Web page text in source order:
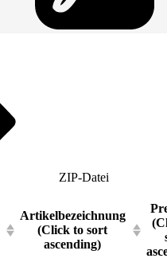
ZIP-Datei
Artikelbezeichnung
(Click to sort
ascending)